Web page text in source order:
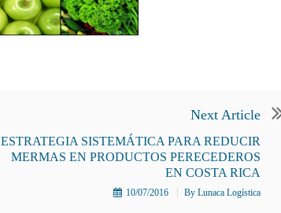
Next Article
ESTRATEGIA SISTEMÁTICA PARA REDUCIR
MERMAS EN PRODUCTOS PERECEDEROS
EN COSTA RICA
10/07/2016 By Lunaca Logística